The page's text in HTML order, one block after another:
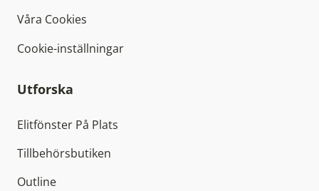
Våra Cookies
Cookie-inställningar
Utforska
Elitfönster På Plats
Tillbehörsbutiken
Outline